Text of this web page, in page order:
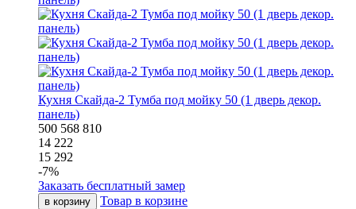
Кухня Скайда-2 Тумба под мойку 50 (1 дверь декор.
панель)
500 568 810
14 222
15 292
-7%
Заказать бесплатный замер
в корзину Товар в корзине